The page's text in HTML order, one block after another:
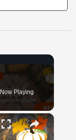
Now Playing
×